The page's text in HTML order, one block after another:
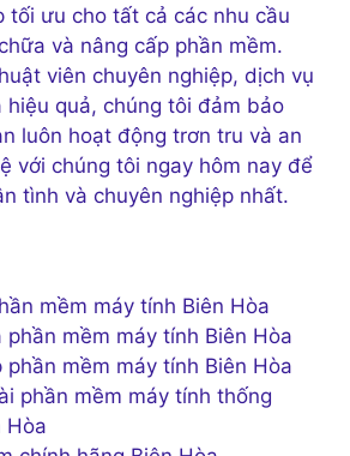
tối ưu cho tất cả các nhu cầu
và nâng cấp phần mềm.
viên chuyên nghiệp, dịch vụ
hiệu quả, chúng tôi đảm bảo
luôn hoạt động trơn tru và an
với chúng tôi ngay hôm nay để
tình và chuyên nghiệp nhất.
mềm máy tính Biên Hòa
phần mềm máy tính Biên Hòa
phần mềm máy tính Biên Hòa
phần mềm máy tính thống
Hòa